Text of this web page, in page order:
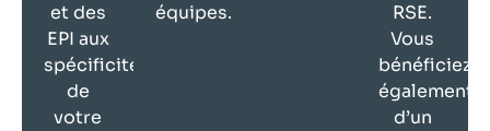
et des
EPI aux
spécificités
de
votre
équipes.
RSE.
Vous
bénéficiez
également
d’un